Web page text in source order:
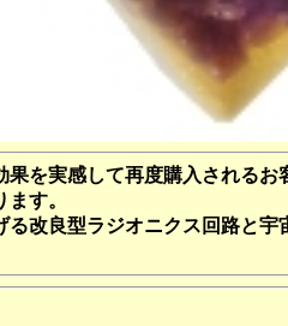
を実感して再度購入されるお
す。
改良型ラジオニクス回路と宇